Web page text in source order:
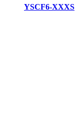
YSCF6-XXXS